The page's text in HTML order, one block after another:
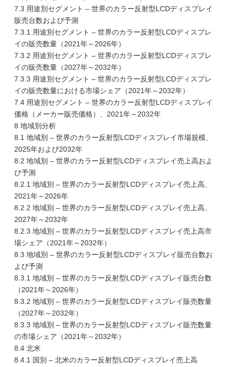
7.3 用途別セグメント – 世界のカラー反射型LCDディスプレイ
販売台数および予測
7.3.1 用途別セグメント – 世界のカラー反射型LCDディスプレ
イの販売数量（2021年～2026年）
7.3.2 用途別セグメント – 世界のカラー反射型LCDディスプレ
イの販売数量（2027年～2032年）
7.3.3 用途別セグメント – 世界のカラー反射型LCDディスプレ
イの販売数量における市場シェア（2021年～2032年）
7.4 用途別セグメント – 世界のカラー反射型LCDディスプレイ
価格（メーカー販売価格）、2021年～2032年
8 地域別分析
8.1 地域別 – 世界のカラー反射型LCDディスプレイ市場規模、
2025年および2032年
8.2 地域別 – 世界のカラー反射型LCDディスプレイ売上高およ
び予測
8.2.1 地域別 – 世界のカラー反射型LCDディスプレイ売上高、
2021年～2026年
8.2.2 地域別 – 世界のカラー反射型LCDディスプレイ売上高、
2027年～2032年
8.2.3 地域別 – 世界のカラー反射型LCDディスプレイ売上高市
場シェア（2021年～2032年）
8.3 地域別 – 世界のカラー反射型LCDディスプレイ販売台数お
よび予測
8.3.1 地域別 – 世界のカラー反射型LCDディスプレイ販売台数
（2021年～2026年）
8.3.2 地域別 – 世界のカラー反射型LCDディスプレイ販売数量
（2027年～2032年）
8.3.3 地域別 – 世界のカラー反射型LCDディスプレイ販売数量
の市場シェア（2021年～2032年）
8.4 北米
8.4.1 国別 – 北米のカラー反射型LCDディスプレイ売上高